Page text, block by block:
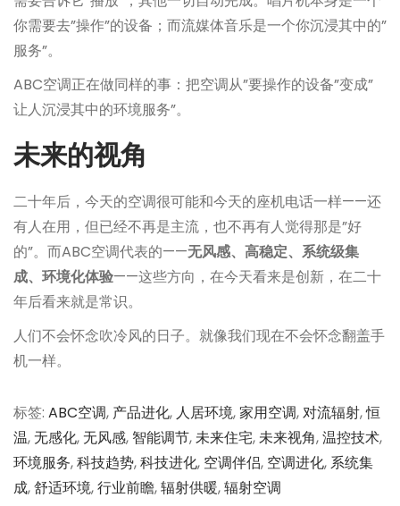
你需要去”操作”的设备；而流媒体音乐是一个你沉浸其中的”
服务”。
ABC空调正在做同样的事：把空调从”要操作的设备”变成”
让人沉浸其中的环境服务”。
未来的视角
二十年后，今天的空调很可能和今天的座机电话一样——还
有人在用，但已经不再是主流，也不再有人觉得那是”好
的”。而ABC空调代表的——无风感、高稳定、系统级集
成、环境化体验——这些方向，在今天看来是创新，在二十
年后看来就是常识。
人们不会怀念吹冷风的日子。就像我们现在不会怀念翻盖手
机一样。
标签: ABC空调, 产品进化, 人居环境,家用空调,对流辐射,恒
温,无感化,无风感, 智能调节,未来住宅,未来视角,温控技术,
环境服务,科技趋势,科技进化, 空调伴侣, 空调进化,系统集
成,舒适环境,行业前瞻,辐射供暖,辐射空调